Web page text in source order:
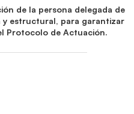
de la persona delegada de
estructural, para garantizar
Protocolo de Actuación.